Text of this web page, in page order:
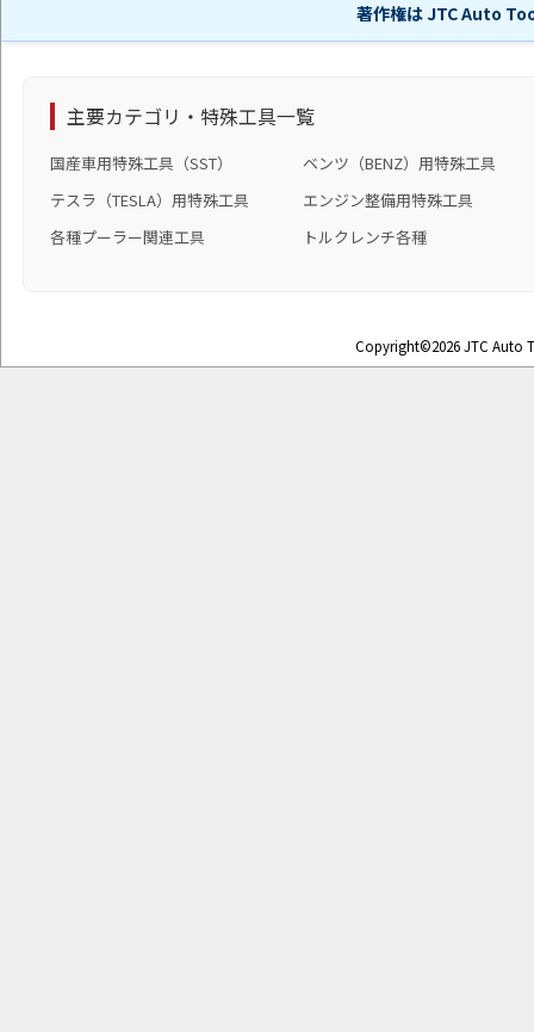
著作権は JTC Auto
主要カテゴリ・特殊工具一覧
国産車用特殊工具（SST）
ベンツ（BENZ）用特殊工具
テスラ（TESLA）用特殊工具
エンジン整備用特殊工具
各種プーラー関連工具
トルクレンチ各種
Copyright©2026 JTC Auto